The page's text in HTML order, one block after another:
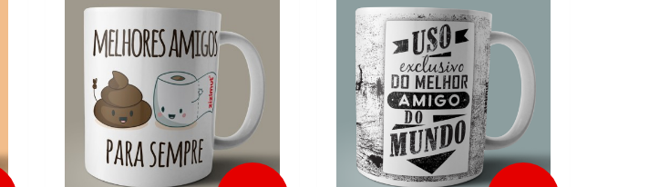
mais info
add à lista
mais info
add à lista